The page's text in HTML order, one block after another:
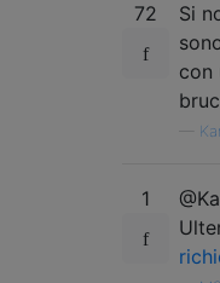
72
Si
con
1